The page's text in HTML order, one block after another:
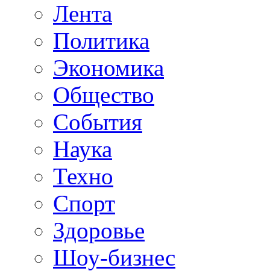
Лента
Политика
Экономика
Общество
События
Наука
Техно
Спорт
Здоровье
Шоу-бизнес